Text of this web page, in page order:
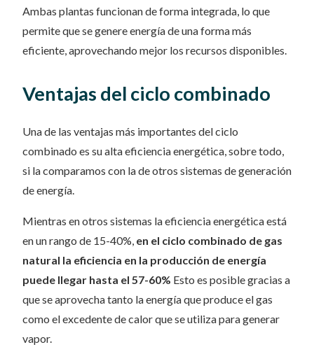
Ambas plantas funcionan de forma integrada, lo que
permite que se genere energía de una forma más
eficiente, aprovechando mejor los recursos disponibles.
Ventajas del ciclo combinado
Una de las ventajas más importantes del ciclo
combinado es su alta eficiencia energética, sobre todo,
si la comparamos con la de otros sistemas de generación
de energía.
Mientras en otros sistemas la eficiencia energética está
en un rango de 15-40%, en el ciclo combinado de gas
natural la eficiencia en la producción de energía
puede llegar hasta el 57-60% Esto es posible gracias a
que se aprovecha tanto la energía que produce el gas
como el excedente de calor que se utiliza para generar
vapor.